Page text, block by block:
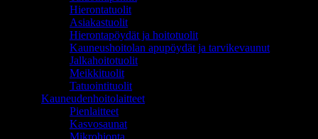
Hierontatuolit
Asiakastuolit
Hierontapöydät ja hoitotuolit
Kauneushoitolan apupöydät ja tarvikevaunut
Jalkahoitotuolit
Meikkituolit
Tatuointituolit
Kauneudenhoitolaitteet
Pienlaitteet
Kasvosaunat
Mikrohionta